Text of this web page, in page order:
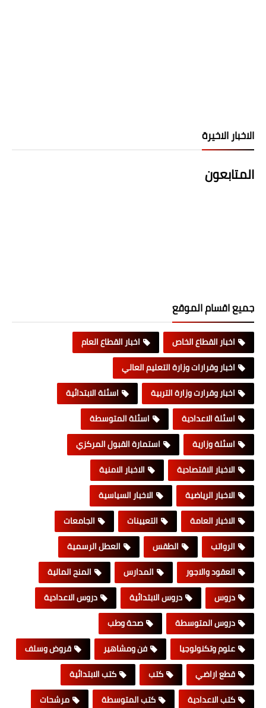
الاخبار الاخيرة
المتابعون
جميع اقسام الموقع
اخبار القطاع الخاص
اخبار القطاع العام
اخبار وقرارات وزارة التعليم العالي
اخبار وقرارت وزارة التربية
اسئلة الابتدائية
اسئلة الاعدادية
اسئلة المتوسطة
اسئلة وزارية
استمارة القبول المركزي
الاخبار الاقتصادية
الاخبار الامنية
الاخبار الرياضية
الاخبار السياسية
الاخبار العامة
التعيينات
الجامعات
الرواتب
الطقس
العطل الرسمية
العقود والاجور
المدارس
المنح المالية
دروس
دروس الابتدائية
دروس الاعدادية
دروس المتوسطة
صحة وطب
علوم وتكنولوجيا
فن ومشاهير
قروض وسلف
قطع اراضي
كتب
كتب الابتدائية
كتب الاعدادية
كتب المتوسطة
مرشحات